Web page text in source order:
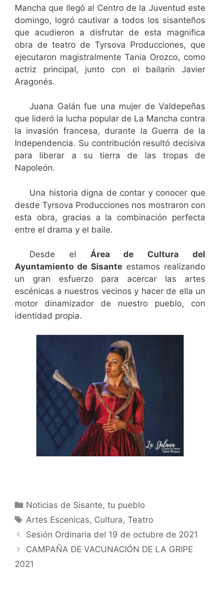
Mancha que llegó al Centro de la Juventud este
domingo, logró cautivar a todos los sisanteños
que acudieron a disfrutar de esta magnifica
obra de teatro de Tyrsova Producciones, que
ejecutaron magistralmente Tania Orozco, como
actriz principal, junto con el bailarín Javier
Aragonés.
Juana Galán fue una mujer de Valdepeñas
que lideró la lucha popular de La Mancha contra
la invasión francesa, durante la Guerra de la
Independencia. Su contribución resultó decisiva
para liberar a su tierra de las tropas de
Napoleón.
Una historia digna de contar y conocer que
desde Tyrsova Producciones nos mostraron con
esta obra, gracias a la combinación perfecta
entre el drama y el baile.
Desde el Área de Cultura del
Ayuntamiento de Sisante estamos realizando
un gran esfuerzo para acercar las artes
escénicas a nuestros vecinos y hacer de ella un
motor dinamizador de nuestro pueblo, con
identidad propia.
Noticias de Sisante, tu pueblo
Artes Escenicas, Cultura,Teatro
Sesión Ordinaria del 19 de octubre de 2021
CAMPAÑA DE VACUNACIÓN DE LA GRIPE
2021